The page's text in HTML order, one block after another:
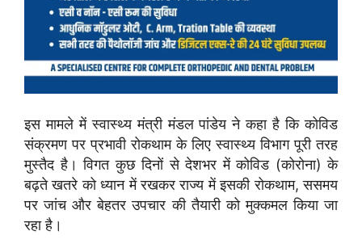
इस मामले में स्वास्थ्य मंत्री मंडल पांडेय ने कहा है कि कोविड
संक्रमण पर प्रभावी रोकथाम के लिए स्वास्थ्य विभाग पूरी तरह
मुस्तैद है। विगत कुछ दिनों से देशभर में कोविड (कोरोना) के
बढ़ते खतरे को ध्यान में रखकर राज्य में इसकी रोकथाम, ससमय
पर जांच और बेहतर उपचार की तैयारी को मुक्कमल किया जा
रहा है।